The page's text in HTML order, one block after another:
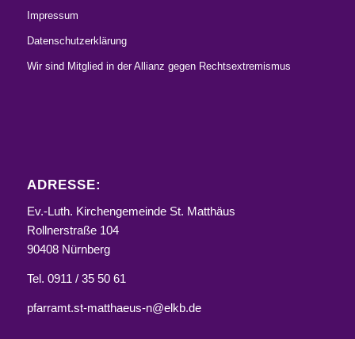
Impressum
Datenschutzerklärung
Wir sind Mitglied in der Allianz gegen Rechtsextremismus
ADRESSE:
Ev.-Luth. Kirchengemeinde St. Matthäus
Rollnerstraße 104
90408 Nürnberg
Tel. 0911 / 35 50 61
pfarramt.st-matthaeus-n@elkb.de